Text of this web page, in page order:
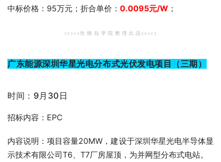
中标价格：95万元；折合单价： 0.0095元/W ；
>>>>>坎 德 拉 学 院 整 理 出 品<<<<<
广东能源深圳华星光电分布式光伏发电项目（三期）
时间：9月30日
招标内容：EPC
内容说明：项目容量20MW，建设于深圳华星光电半导体显
示技术有限公司T6、T7厂房屋顶，为并网型分布式电站。